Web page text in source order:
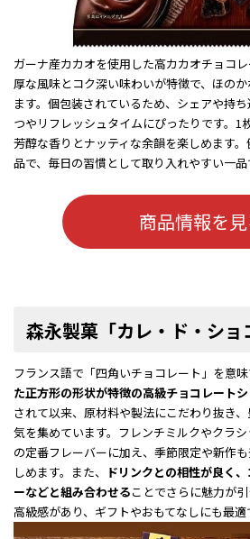
ガーナ産カカオを使用した高カカオチョコ
厚な風味とコク深い味わいが特徴で、ほの
ます。個包装されているため、シェアや持
つやリフレッシュタイムにぴったりです。1
芳醇な香りとナッティな余韻を楽しめます
品で、毎日の習慣として取り入れやすい一品
商品情報を見
森永製菓「カレ・ド・ショ
フランス語で「四角いチョコレート」を意味
た正方形の形状が特徴の高級チョコレート
されて以来、原材料や製法にこだわり抜き、
気を集めています。フレンチミルクやクラ
の定番フレーバーに加え、季節限定や新作
しめます。また、
ドリンクとの相性が良く
ーなどと組み合わせることでさらに魅力が
高級感があり、ギフトやおもてなしにも最適